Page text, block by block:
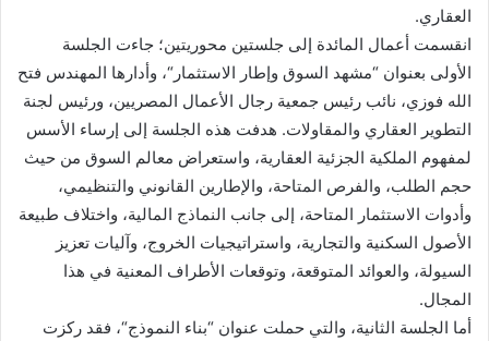
العقاري.
انقسمت أعمال المائدة إلى جلستين محوريتين؛ جاءت الجلسة
الأولى بعنوان “مشهد السوق وإطار الاستثمار“، وأدارها المهندس فتح
الله فوزي، نائب رئيس جمعية رجال الأعمال المصريين، ورئيس لجنة
التطوير العقاري والمقاولات. هدفت هذه الجلسة إلى إرساء الأسس
لمفهوم الملكية الجزئية العقارية، واستعراض معالم السوق من حيث
حجم الطلب، والفرص المتاحة، والإطارين القانوني والتنظيمي،
وأدوات الاستثمار المتاحة، إلى جانب النماذج المالية، واختلاف طبيعة
الأصول السكنية والتجارية، واستراتيجيات الخروج، وآليات تعزيز
السيولة، والعوائد المتوقعة، وتوقعات الأطراف المعنية في هذا
المجال.
أما الجلسة الثانية، والتي حملت عنوان “بناء النموذج“، فقد ركزت